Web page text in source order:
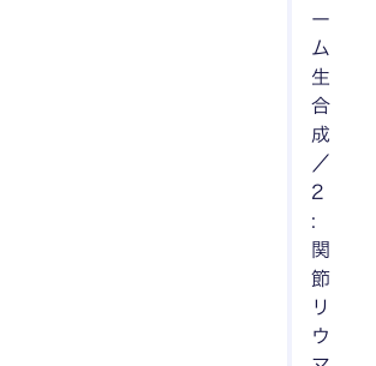
ー
ム
生
合
成
／
2
:
関
節
リ
ウ